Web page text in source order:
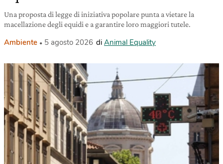
Una proposta di legge di iniziativa popolare punta a vietare la
macellazione degli equidi e a garantire loro maggiori tutele.
Ambiente 5 agosto 2026 di Animal Equality